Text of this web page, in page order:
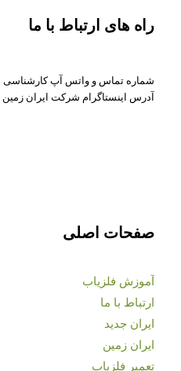
راه های ارتباط با ما
شماره تماس و واتس آپ کارشناسی
آدرس اینستاگرام شرکت ایران زمین
صفحات اصلی
آموزش فلزیاب
ارتباط با ما
ایران جدید
ایران زمین
تعمیر فلزیاب